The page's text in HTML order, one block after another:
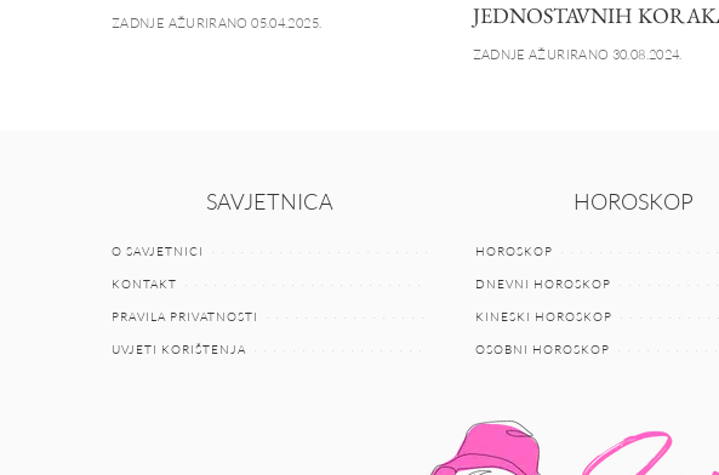
ZADNJE AŽURIRANO 05.04.2025.
JEDNOSTAVNIH
ZADNJE AŽURIRANO 30.08.2024.
SAVJETNICA
O SAVJETNICI
KONTAKT
PRAVILA PRIVATNOSTI
UVJETI KORIŠTENJA
HOROSKOP
HOROSKOP
DNEVNI HOROSKOP
KINESKI HOROSKOP
OSOBNI HOROSKOP